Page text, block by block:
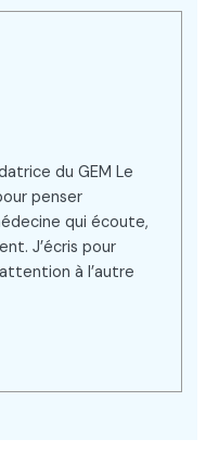
du GEM Le
penser
qui écoute,
J’écris pour
à l’autre